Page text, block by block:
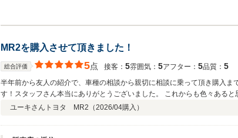
MR2を購入させて頂きました！
総合評価 5点 接客： 5雰囲気： 5アフター： 5品質： 5
半年前から友人の紹介で、車種の相談から親切に相談に乗って頂き購入
す！スタッフさん本当にありがとうございました。 これからも色々あると
ユーキさん トヨタ MR2（2026/04購入）